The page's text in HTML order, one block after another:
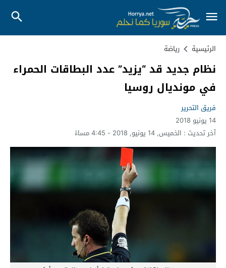
الرئيسية رياضة
نظام جديد قد “يزيد” عدد البطاقات الحمراء
في مونديال روسيا
فريق التحرير
14 يونيو 2018
آخر تحديث : الخميس, 14 يونيو, 2018 - 4:45 مساءً